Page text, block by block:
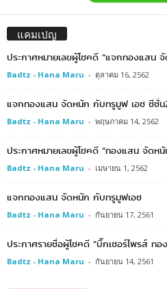
แคมเปญ
ประกาศหมายเลขผู้โชคดี “แจกทองแสน
Badtz - Hana Maru - ตุลาคม 16, 2562
แจกทองแสน จัดหนัก กับทรูมูฟ เอช ซีซั่น
Badtz - Hana Maru - พฤษภาคม 14, 2562
ประกาศหมายเลขผู้โชคดี “ทองแสน จัดห
Badtz - Hana Maru - เมษายน 1, 2562
แจกทองแสน จัดหนัก กับทรูมูฟเอช
Badtz - Hana Maru - กันยายน 17, 2561
ประกาศรายชื่อผู้โชคดี “บิ๊กเซอร์ไพรส์ ท
Badtz - Hana Maru - กันยายน 14, 2561